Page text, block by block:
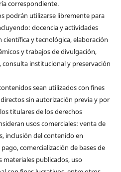
correspondiente.
podrán utilizarse libremente para
docencia y actividades
científica y tecnológica, elaboración
y trabajos de divulgación,
institucional y preservación
sean utilizados con fines
sin autorización previa y por
titulares de los derechos
usos comerciales: venta de
inclusión del contenido en
comercialización de bases de
publicados, uso